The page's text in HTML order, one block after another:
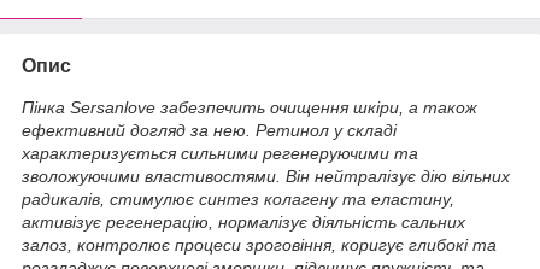
Опис
Пінка Sersanlove забезпечить очищення шкіри, а також
ефективний догляд за нею. Ретинол у складі
характеризується сильними регенеруючими та
зволожуючими властивостями. Він нейтралізує дію вільних
радикалів, стимулює синтез колагену та еластину,
активізує регенерацію, нормалізує діяльність сальних
залоз, контролює процеси зроговіння, коригує глибокі та